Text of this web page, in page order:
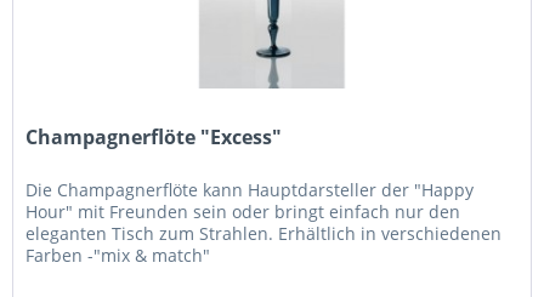
Champagnerflöte "Excess"
Die Champagnerflöte kann Hauptdarsteller der "Happy
Hour" mit Freunden sein oder bringt einfach nur den
eleganten Tisch zum Strahlen. Erhältlich in verschiedenen
Farben -"mix & match"